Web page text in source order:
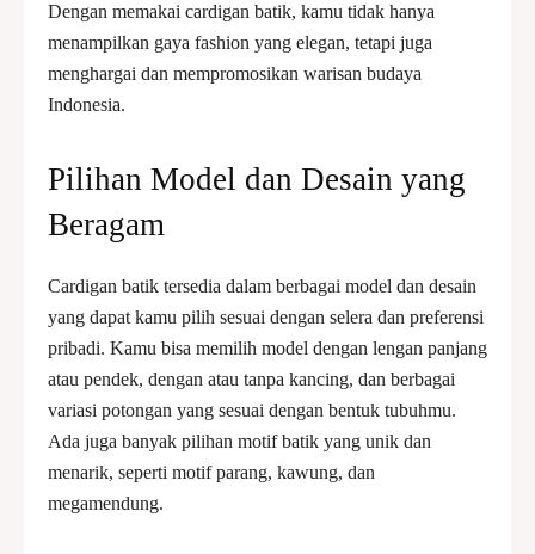
Dengan memakai cardigan batik, kamu tidak hanya
menampilkan gaya fashion yang elegan, tetapi juga
menghargai dan mempromosikan warisan budaya
Indonesia.
Pilihan Model dan Desain yang
Beragam
Cardigan batik tersedia dalam berbagai model dan desain
yang dapat kamu pilih sesuai dengan selera dan preferensi
pribadi. Kamu bisa memilih model dengan lengan panjang
atau pendek, dengan atau tanpa kancing, dan berbagai
variasi potongan yang sesuai dengan bentuk tubuhmu.
Ada juga banyak pilihan motif batik yang unik dan
menarik, seperti motif parang, kawung, dan
megamendung.